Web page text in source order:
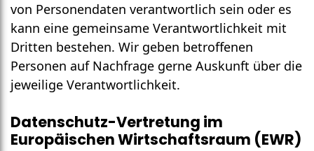
von Personen­daten verantwortlich sein oder es
kann eine gemeinsame Verant­wortlich­keit mit
Dritten bestehen. Wir geben betroffenen
Personen auf Nach­frage gerne Auskunft über die
jeweilige Verant­wort­lich­keit.
Daten­schutz-Vertretung im
Europäischen Wirt­schafts­raum (EWR)